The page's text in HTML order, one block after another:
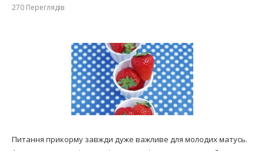
270 Переглядів
Питання прикорму завжди дуже важливе для молодих матусь.